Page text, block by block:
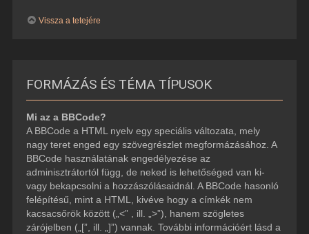
Vissza a tetejére
FORMÁZÁS ÉS TÉMA TÍPUSOK
Mi az a BBCode?
A BBCode a HTML nyelv egy speciális változata, mely
nagy teret enged egy szövegrészlet megformázásához. A
BBCode használatának engedélyezése az
adminisztrátortól függ, de neked is lehetőséged van ki-
vagy bekapcsolni a hozzászólásaidnál. A BBCode hasonló
felépítésű, mint a HTML, kivéve hogy a címkék nem
kacsacsőrök között („<” , ill. „>”), hanem szögletes
zárójelben („[”, ill. „]”) vannak. További információért lásd a